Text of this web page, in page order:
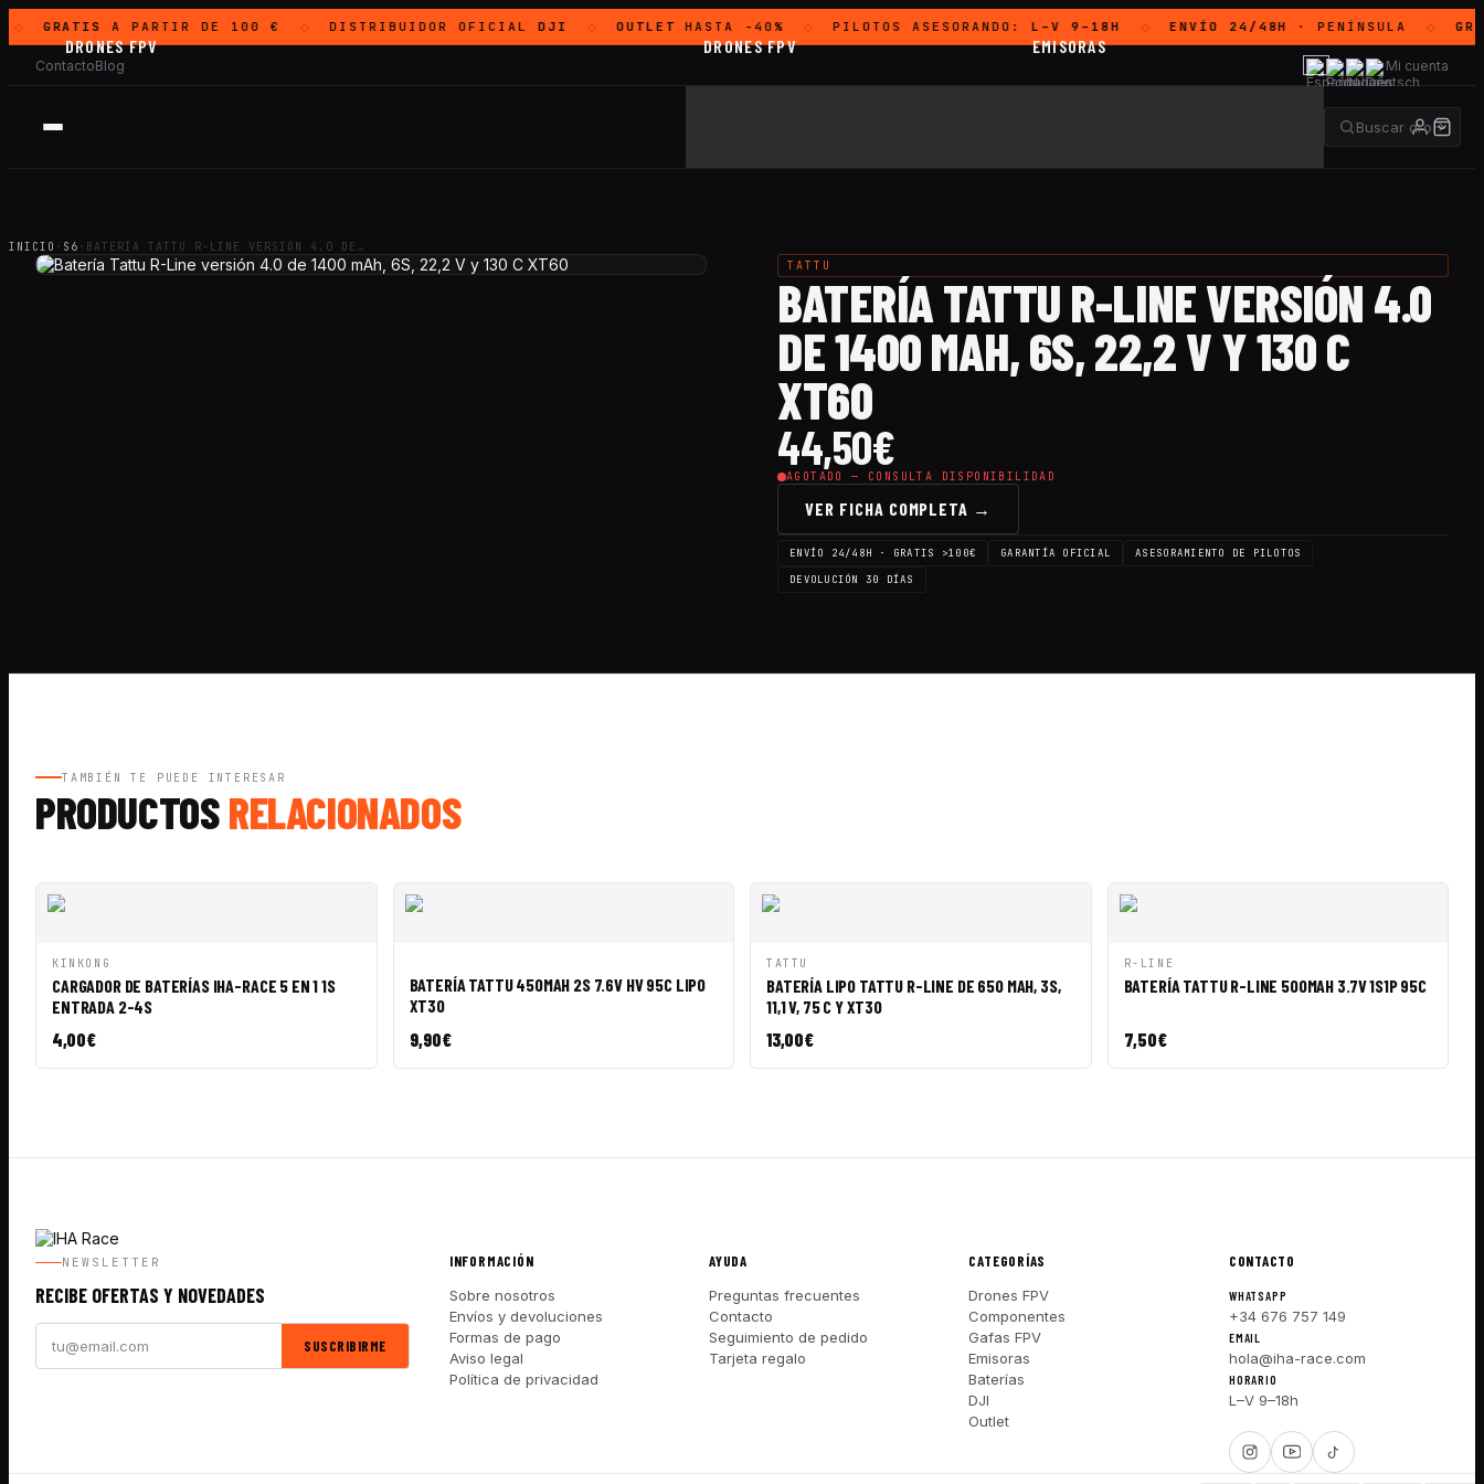
GRATISA PARTIR DE 100 € DISTRIBUIDOR OFICIALDJI OUTLETHASTA -40% PILOTOS ASESORANDO: L–V 9–18H ENVÍO 24/48H· PENÍNSULA
ContactoBlog Mi cuenta
DRONES FPV EMISORAS
DRONES FPV
INICIO · S6 · BATERÍA TATTU R-LINE VERSIÓN 4.0 DE…
TATTU
BATERÍA TATTU R-LINE VERSIÓN 4.0
DE 1400 MAH, 6S, 22,2 V Y 130 C
XT60
44,50€
AGOTADO — CONSULTA DISPONIBILIDAD
VER FICHA COMPLETA →
ENVÍO 24/48H · GRATIS >100€ GARANTÍA OFICIAL
ASESORAMIENTO DE PILOTOS
DEVOLUCIÓN 30 DÍAS
TAMBIÉN TE PUEDE INTERESAR
PRODUCTOSRELACIONADOS
VISTA RÁPIDA
KINKONG
CARGADOR DE BATERÍAS IHA-RACE 5 EN 1 1S
ENTRADA 2-4S
4,00€
BATERÍA TATTU 450MAH 2S 7.6V HV 95C LIPO
XT30
9,90€
VISTA RÁPIDA
TATTU
BATERÍA LIPO TATTU R-LINE DE 650 MAH, 3S,
11,1 V, 75 C Y XT30
13,00€
VISTA RÁPIDA
R-LINE
BATERÍA TATTU R-LINE 500MAH 3.7V 1S1P 95C
7,50€
NEWSLETTER
RECIBE OFERTAS Y NOVEDADES
SUSCRIBIRME
INFORMACIÓN
Sobre nosotros
Envíos y devoluciones
Formas de pago
Aviso legal
Política de privacidad
AYUDA
Preguntas frecuentes
Contacto
Seguimiento de pedido
Tarjeta regalo
CATEGORÍAS
Drones FPV
Componentes
Gafas FPV
Emisoras
Baterías
DJI
Outlet
CONTACTO
WHATSAPP
+34 676 757 149
EMAIL
hola@iha-race.com
HORARIO
L–V 9–18h